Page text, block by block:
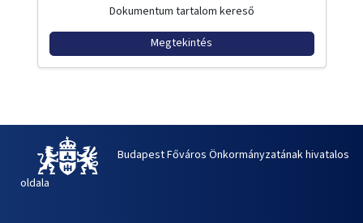
Dokumentum tartalom kereső
Megtekintés
Budapest Főváros Önkormányzatának hivatalos
oldala